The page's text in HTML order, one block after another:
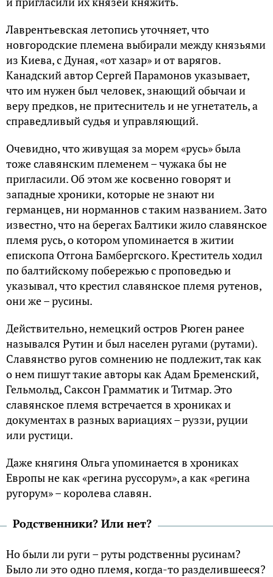
Лаврентьевская летопись уточняет, что
новгородские племена выбирали между князьями
из Киева, с Дуная, «от хазар» и от варягов.
Канадский автор Сергей Парамонов указывает,
что им нужен был человек, знающий обычаи и
веру предков, не притеснитель и не угнетатель, а
справедливый судья и управляющий.
Очевидно, что живущая за морем «русь» была
тоже славянским племенем – чужака бы не
пригласили. Об этом же косвенно говорят и
западные хроники, которые не знают ни
германцев, ни норманнов с таким названием. Зато
известно, что на берегах Балтики жило славянское
племя русь, о котором упоминается в житии
епископа Отгона Бамбергского. Креститель ходил
по балтийскому побережью с проповедью и
указывал, что крестил славянское племя рутенов,
они же – русины.
Действительно, немецкий остров Рюген ранее
назывался Рутин и был населен ругами (рутами).
Славянство ругов сомнению не подлежит, так как
о нем пишут такие авторы как Адам Бременский,
Гельмольд, Саксон Грамматик и Титмар. Это
славянское племя встречается в хрониках и
документах в разных вариациях – руззи, руции
или рустици.
Даже княгиня Ольга упоминается в хрониках
Европы не как «регина руссорум», а как «регина
ругорум» – королева славян.
Родственники? Или нет?
Но были ли руги – руты родственны русинам?
Было ли это одно племя, когда-то разделившееся?